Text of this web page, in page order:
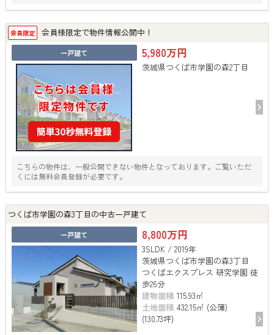
会員限定 会員様限定で物件情報公開中！
一戸建て 5,980万円
茨城県つくば市学園の森2丁目
こちらの物件は、一般公開できない物件となっております。ご覧いただ
くには無料会員登録が必要です。
つくば市学園の森3丁目の中古一戸建て
一戸建て 8,800万円
3SLDK / 2019年
茨城県つくば市学園の森3丁目
つくばエクスプレス 研究学園 徒
歩26分
建物面積 115.93㎡
土地面積 432.15㎡ (公簿)
(130.73坪)